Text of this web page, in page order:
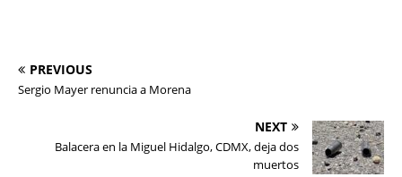
PREVIOUS
Sergio Mayer renuncia a Morena
NEXT
Balacera en la Miguel Hidalgo, CDMX, deja dos
muertos